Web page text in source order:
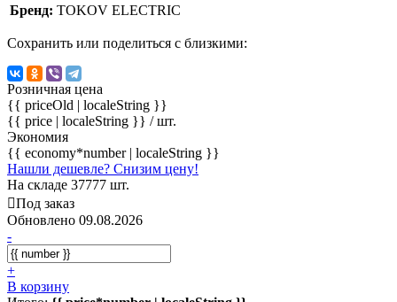
Бренд: TOKOV ELECTRIC
Сохранить или поделиться с близкими:
Розничная цена
{{ priceOld | localeString }}
{{ price | localeString }} / шт.
Экономия
{{ economy*number | localeString }}
Нашли дешевле? Снизим цену!
На складе 37777 шт.
Под заказ
Обновлено 09.08.2026
-
+
В корзину